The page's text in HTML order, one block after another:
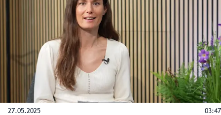
Energieberater Johannes Hanke, was beim
mehrgeschossigen Wohnbau zu beachten ist.
27.05.2025 03:47